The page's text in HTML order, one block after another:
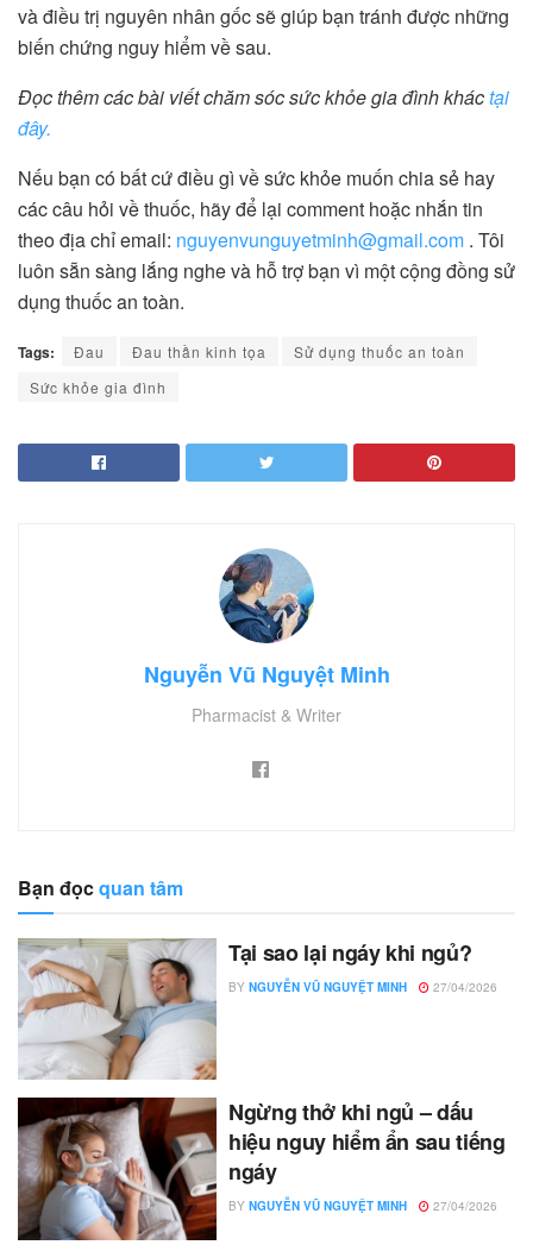
và điều trị nguyên nhân gốc sẽ giúp bạn tránh được những
biến chứng nguy hiểm về sau.
Đọc thêm các bài viết chăm sóc sức khỏe gia đình kháctại
đây.
Nếu bạn có bất cứ điều gì về sức khỏe muốn chia sẻ hay
các câu hỏi về thuốc, hãy để lại comment hoặc nhắn tin
theo địa chỉ email: nguyenvunguyetminh@gmail.com . Tôi
luôn sẵn sàng lắng nghe và hỗ trợ bạn vì một cộng đồng sử
dụng thuốc an toàn.
Tags: Đau Đau thần kinh tọa
Sử dụng thuốc an toàn
Sức khỏe gia đình
Nguyễn Vũ Nguyệt Minh
Pharmacist & Writer
Bạn đọcquan tâm
Tại sao lại ngáy khi ngủ?
BY NGUYỄN VŨ NGUYỆT MINH 27/04/2026
Ngừng thở khi ngủ – dấu
hiệu nguy hiểm ẩn sau tiếng
ngáy
BY NGUYỄN VŨ NGUYỆT MINH 27/04/2026